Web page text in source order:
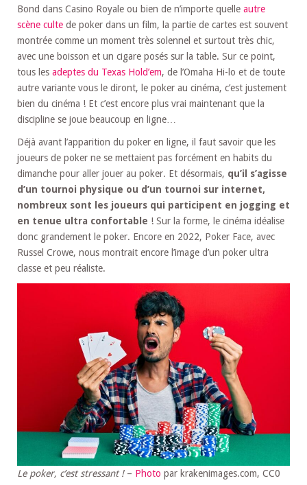
Bond dans Casino Royale ou bien de n’importe quelle autre
scène culte de poker dans un film, la partie de cartes est souvent
montrée comme un moment très solennel et surtout très chic,
avec une boisson et un cigare posés sur la table. Sur ce point,
tous les adeptes du Texas Hold’em, de l’Omaha Hi-lo et de toute
autre variante vous le diront, le poker au cinéma, c’est justement
bien du cinéma ! Et c’est encore plus vrai maintenant que la
discipline se joue beaucoup en ligne…
Déjà avant l’apparition du poker en ligne, il faut savoir que les
joueurs de poker ne se mettaient pas forcément en habits du
dimanche pour aller jouer au poker. Et désormais, qu’il s’agisse
d’un tournoi physique ou d’un tournoi sur internet,
nombreux sont les joueurs qui participent en jogging et
en tenue ultra confortable ! Sur la forme, le cinéma idéalise
donc grandement le poker. Encore en 2022, Poker Face, avec
Russel Crowe, nous montrait encore l’image d’un poker ultra
classe et peu réaliste.
Le poker, c’est stressant !– Photo par krakenimages.com, CC0